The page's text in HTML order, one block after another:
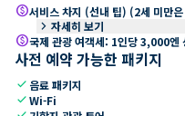
paid서비스 차지 (선내 팁) (2세 미만
keyboard_arrow_right 자세히 보기
paid국제 관광 여객세: 1인당 3,000
사전 예약 가능한 패키지
check 음료 패키지
checkWi-Fi